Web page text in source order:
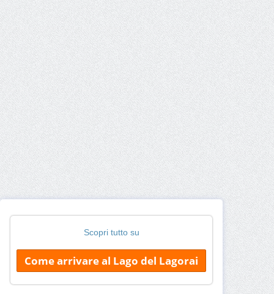
Scopri tutto su
Come arrivare al Lago del Lagorai